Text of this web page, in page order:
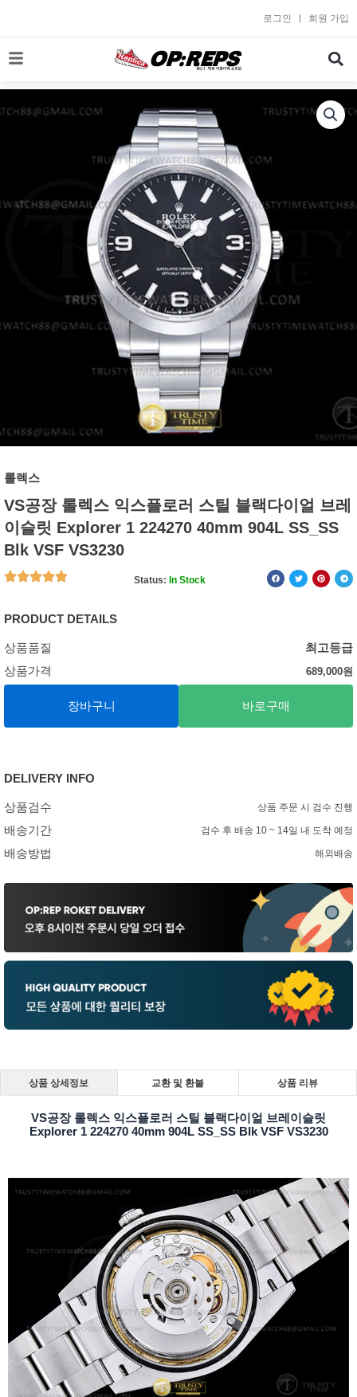
로
너
로그인 회원 가입
롤렉스
VS공장 롤렉스 익스플로러 스틸 블랙다이얼 브레
이슬릿 Explorer 1 224270 40mm 904L SS_SS
Blk VSF VS3230
Status: In Stock
PRODUCT DETAILS
상품품질
최고등급
상품가격
689,000원
장바구니 바로구매
DELIVERY INFO
상품검수 상품 주문 시 검수 진행
배송기간 검수 후 배송 10 ~ 14일 내 도착 예정
배송방법 해외배송
상품 상세정보 교환 및 환불 상품 리뷰
VS공장 롤렉스 익스플로러 스틸 블랙다이얼 브레이슬릿
Explorer 1 224270 40mm 904L SS_SS Blk VSF VS3230